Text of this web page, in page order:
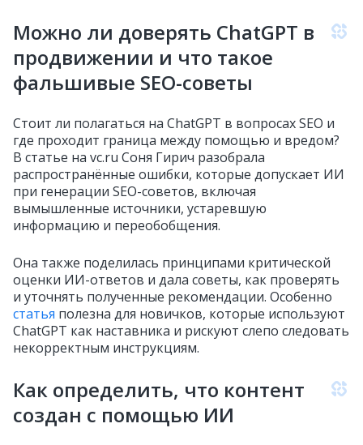
Можно ли доверять ChatGPT в
продвижении и что такое
фальшивые SEO-советы
Стоит ли полагаться на ChatGPT в вопросах SEO и
где проходит граница между помощью и вредом?
В статье на vc.ru Соня Гирич разобрала
распространённые ошибки, которые допускает ИИ
при генерации SEO-советов, включая
вымышленные источники, устаревшую
информацию и переобобщения.
Она также поделилась принципами критической
оценки ИИ-ответов и дала советы, как проверять
и уточнять полученные рекомендации. Особенно
статья полезна для новичков, которые используют
ChatGPT как наставника и рискуют слепо следовать
некорректным инструкциям.
Как определить, что контент
создан с помощью ИИ